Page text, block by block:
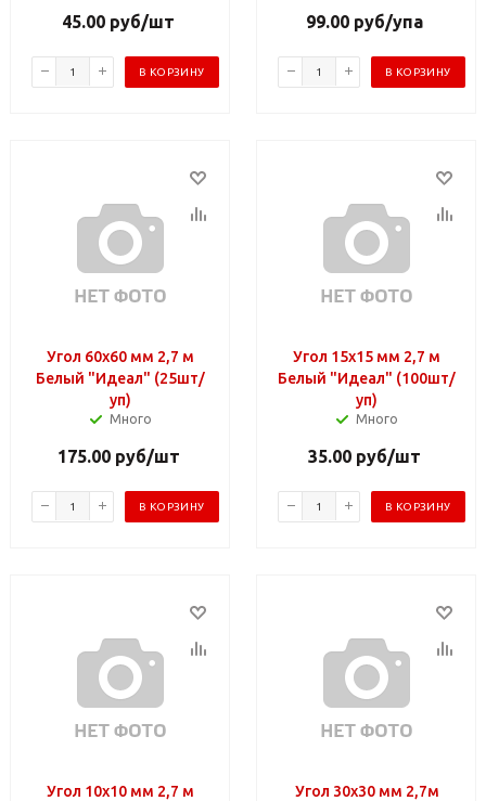
45.00 руб/шт
В КОРЗИНУ
99.00 руб/упа
В КОРЗИНУ
Угол 60х60 мм 2,7 м
Белый "Идеал" (25шт/
уп)
Много
175.00руб/шт
В КОРЗИНУ
Угол 15х15 мм 2,7 м
Белый "Идеал" (100шт/
уп)
Много
35.00 руб/шт
В КОРЗИНУ
Угол 10х10 мм 2,7 м
Угол 30х30 мм 2,7м